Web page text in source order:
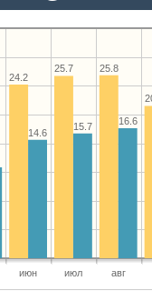
июн июл авг
25.8
25.7
24.2
16.6
15.7
14.6